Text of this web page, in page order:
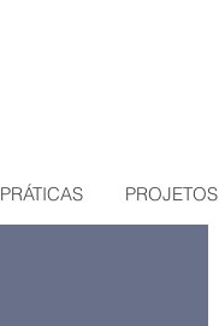
PRÁTICAS PROJETOS